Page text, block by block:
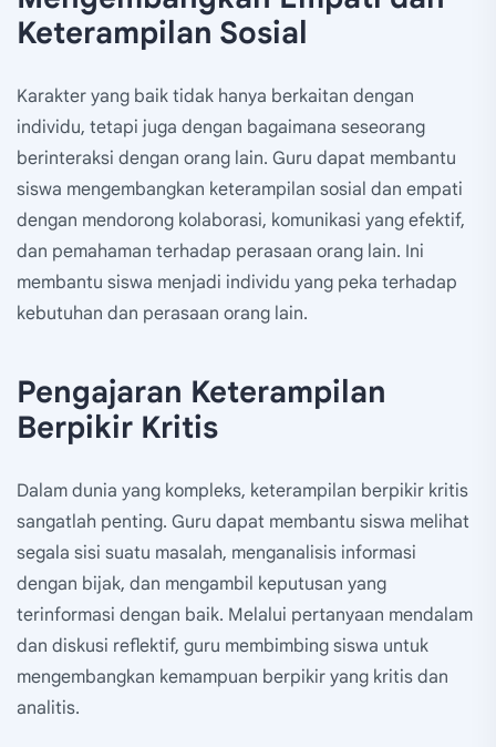
Keterampilan Sosial
Karakter yang baik tidak hanya berkaitan dengan
individu, tetapi juga dengan bagaimana seseorang
berinteraksi dengan orang lain. Guru dapat membantu
siswa mengembangkan keterampilan sosial dan empati
dengan mendorong kolaborasi, komunikasi yang efektif,
dan pemahaman terhadap perasaan orang lain. Ini
membantu siswa menjadi individu yang peka terhadap
kebutuhan dan perasaan orang lain.
Pengajaran Keterampilan
Berpikir Kritis
Dalam dunia yang kompleks, keterampilan berpikir kritis
sangatlah penting. Guru dapat membantu siswa melihat
segala sisi suatu masalah, menganalisis informasi
dengan bijak, dan mengambil keputusan yang
terinformasi dengan baik. Melalui pertanyaan mendalam
dan diskusi reflektif, guru membimbing siswa untuk
mengembangkan kemampuan berpikir yang kritis dan
analitis.